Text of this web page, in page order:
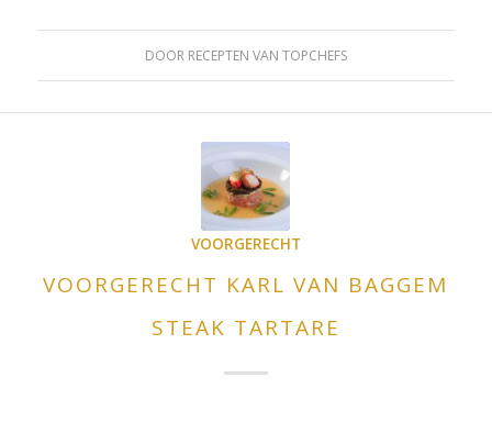
DOOR RECEPTEN VAN TOPCHEFS
VOORGERECHT
VOORGERECHT KARL VAN BAGGEM
STEAK TARTARE